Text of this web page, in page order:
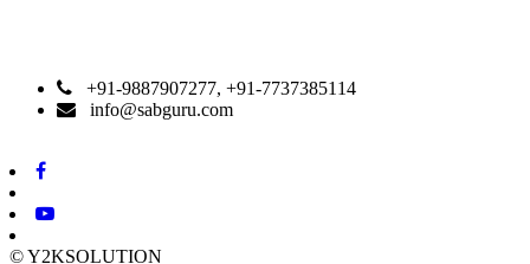
+91-9887907277, +91-7737385114
info@sabguru.com
© Y2KSOLUTION